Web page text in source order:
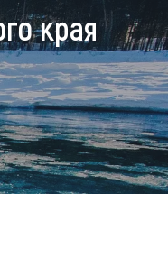
отели
края